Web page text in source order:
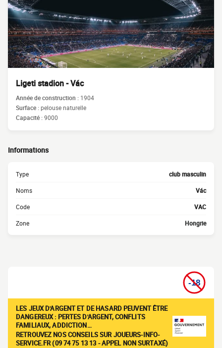
Ligeti stadion - Vác
Année de construction : 1904
Surface :pelouse naturelle
Capacité :9000
Informations
Type club masculin
Noms Vác
Code VAC
Zone Hongrie
LES JEUX D'ARGENT ET DE HASARD PEUVENT ÊTRE
DANGEREUX : PERTES D'ARGENT, CONFLITS
FAMILIAUX, ADDICTION…
RETROUVEZ NOS CONSEILS SUR JOUEURS-INFO-
SERVICE.FR (09 74 75 13 13 - APPEL NON SURTAXÉ)